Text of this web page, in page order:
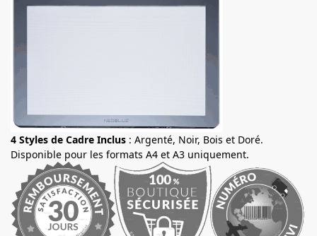
4 Styles de Cadre Inclus : Argenté, Noir, Bois et Doré.
Disponible pour les formats A4 et A3 uniquement.